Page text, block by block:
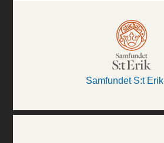
Samfundet S:t Erik